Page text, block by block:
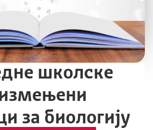
школске
за биологију